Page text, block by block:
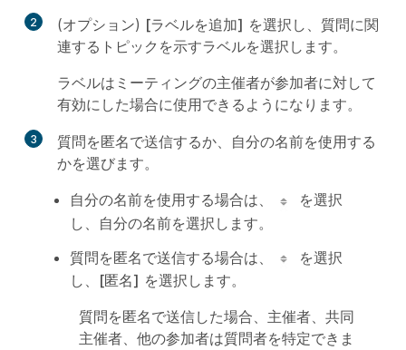
2 (オプション) [ラベルを追加] を選択し、質問に関
連するトピックを示すラベルを選択します。
ラベルはミーティングの主催者が参加者に対して
有効にした場合に使用できるようになります。
3
質問を匿名で送信するか、自分の名前を使用する
かを選びます。
自分の名前を使用する場合は、
を選択
し、自分の名前を選択します。
質問を匿名で送信する場合は、
を選択
し、 [匿名] を選択します。
質問を匿名で送信した場合、主催者、共同
主催者、他の参加者は質問者を特定できま